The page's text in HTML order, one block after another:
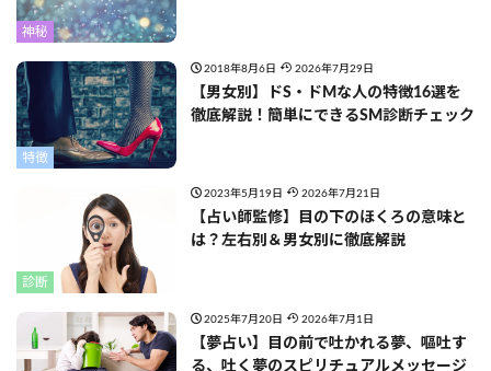
神秘
特徴
2018年8月6日 2026年7月29日
【男女別】ドS・ドMな人の特徴16選を
徹底解説！簡単にできるSM診断チェック
診断
2023年5月19日 2026年7月21日
【占い師監修】目の下のほくろの意味と
は？左右別＆男女別に徹底解説
2025年7月20日 2026年7月1日
【夢占い】目の前で吐かれる夢、嘔吐す
る、吐く夢のスピリチュアルメッセージ